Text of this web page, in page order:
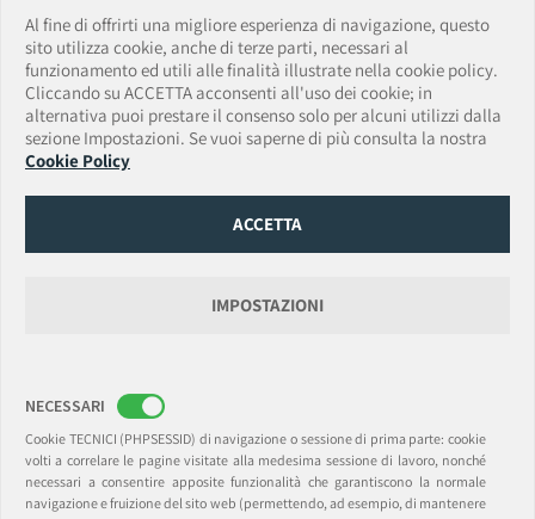
AmTrust Assicurazioni S.p.A.
Sede Legale: Via Clerici • 14 • 20121 Milano • Italia
Tel. + 39 0283438150 • Fax + 39 0283438174
PEC: amtrust.assicurazioni@pec.it• Email:
amtrust.assicurazioni@amtrustgroup.com
Capitale Sociale € 5.500.000,00 • P.IVA e C.F. 01917540518 • Data iscrizione Registro
Numero REA MI-2562338 Provvedimento autorizzazione ISVAP n. 2595 del
14/03/2008
Gruppo di appartenenza AmTrust Financial Services, Inc. (AFSI).
Rappresentanza Generale per l’Italia: Via Clerici, 14 • 20121 Milano
Sede Legale: 6-8 College Green, Dublin 2, Ireland. D02 VP48 (Registered Office)
(t) +39.0283438150 • (f) +39.0283438174
PEC: amtrustsuccursaleitalia@legalmail.itEmail:milan@amtrustgroup.com
Capitale sociale e Riserve € 41.000.000,00 • C.F./P.I. 09477630967 R.I. Milano • REA
C.C.I.A.A. Milano 2093047
Al fine di offrirti una migliore esperienza di navigazione, questo
sito utilizza cookie, anche di terze parti, necessari al
funzionamento ed utili alle finalità illustrate nella cookie policy.
Cliccando su ACCETTA acconsenti all'uso dei cookie; in
alternativa puoi prestare il consenso solo per alcuni utilizzi dalla
sezione Impostazioni. Se vuoi saperne di più consulta la nostra
Cookie Policy
ACCETTA
IMPOSTAZIONI
NECESSARI
Cookie TECNICI (PHPSESSID) di navigazione o sessione di prima parte: cookie
volti a correlare le pagine visitate alla medesima sessione di lavoro, nonché
necessari a consentire apposite funzionalità che garantiscono la normale
navigazione e fruizione del sito web (permettendo, ad esempio, di mantenere